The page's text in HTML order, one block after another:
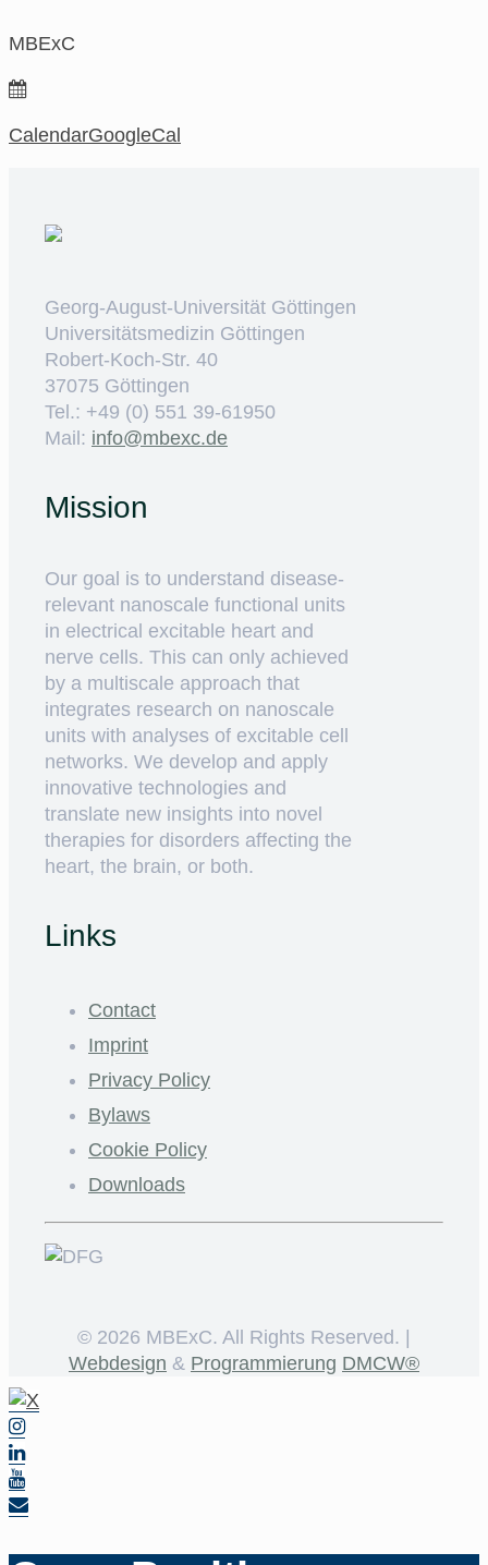
MBExC
CalendarGoogleCal
Georg-August-Universität Göttingen
Universitätsmedizin Göttingen
Robert-Koch-Str. 40
37075 Göttingen
Tel.: +49 (0) 551 39-61950
Mail: ed.cxebm@ofni
Mission
Our goal is to understand disease-
relevant nanoscale functional units
in electrical excitable heart and
nerve cells. This can only achieved
by a multiscale approach that
integrates research on nanoscale
units with analyses of excitable cell
networks. We develop and apply
innovative technologies and
translate new insights into novel
therapies for disorders affecting the
heart, the brain, or both.
Links
Contact
Imprint
Privacy Policy
Bylaws
Cookie Policy
Downloads
© 2026 MBExC. All Rights Reserved. |
Webdesign & Programmierung DMCW®